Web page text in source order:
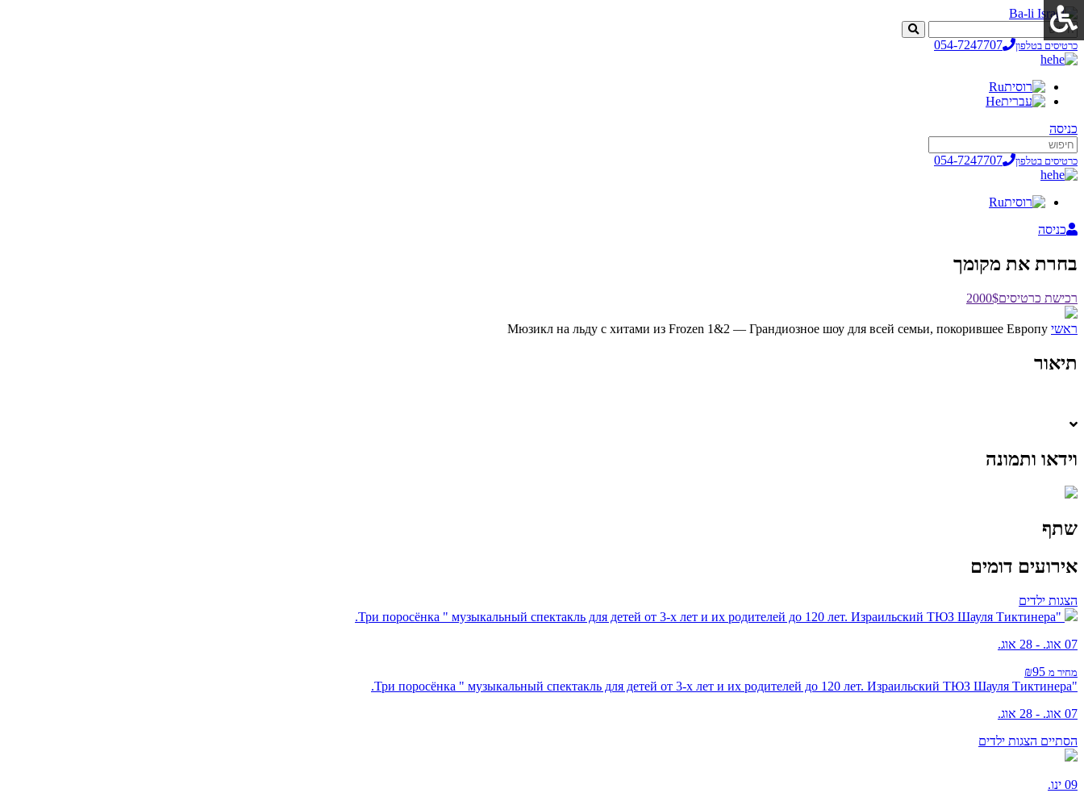
כרטיסים בטלפון
054-7247707
he
Ru
He
כניסה
כרטיסים בטלפון
054-7247707
he
Ru
כניסה
בחרת את מקומך
רכישת כרטיסים2000$
ראשי Мюзикл на льду с хитами из Frozen 1&2 — Грандиозное шоу для всей семьи, покорившее Европу
תיאור
וידאו ותמונה
שתף
אירועים דומים
הצגות ילדים
"Три поросёнка " музыкальный спектакль для детей от 3-х лет и их родителей до 120 лет. Израильский ТЮЗ Шауля Тиктинера.
07 אוג. - 28 אוג.
מחיר מ
"Три поросёнка " музыкальный спектакль для детей от 3-х лет и их родителей до 120 лет. Израильский ТЮЗ Шауля Тиктинера.
07 אוג. - 28 אוג.
הסתיים הצגות ילדים
09 ינו.